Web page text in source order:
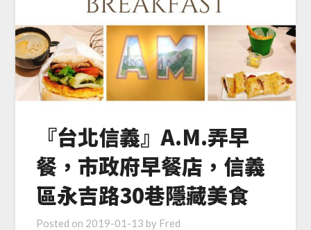
『台北信義』A.M.弄早
餐，市政府早餐店，信義
區永吉路30巷隱藏美食
Posted on 2019-01-13 by Fred